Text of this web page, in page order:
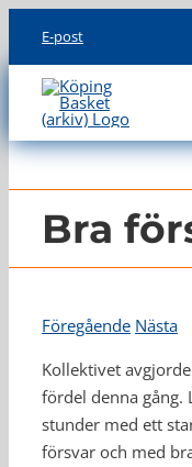
content
E-post
Bra
Föregående Nästa
Kollektivet
fördel denna gång.
stunder med ett
försvar och med